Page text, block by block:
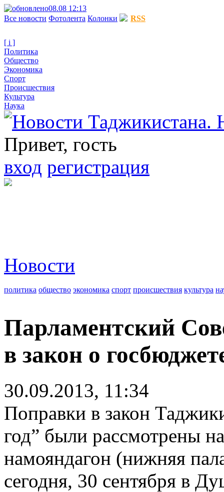
08.08 12:13
Все новости Фотолента Колонки RSS
[ i ]
Политика
Общество
Экономика
Спорт
Происшествия
Культура
Наука
Привет, гость
вход регистрация
Новости
политика общество экономика спорт происшествия культура
Парламентский
в закон о
30.09.2013, 11:34
Поправки в закон
год” были рассмотрены
намояндагон (нижняя
сегодня, 30 сентября в